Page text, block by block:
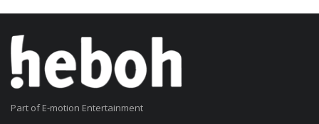
Part of E-motion Entertainment